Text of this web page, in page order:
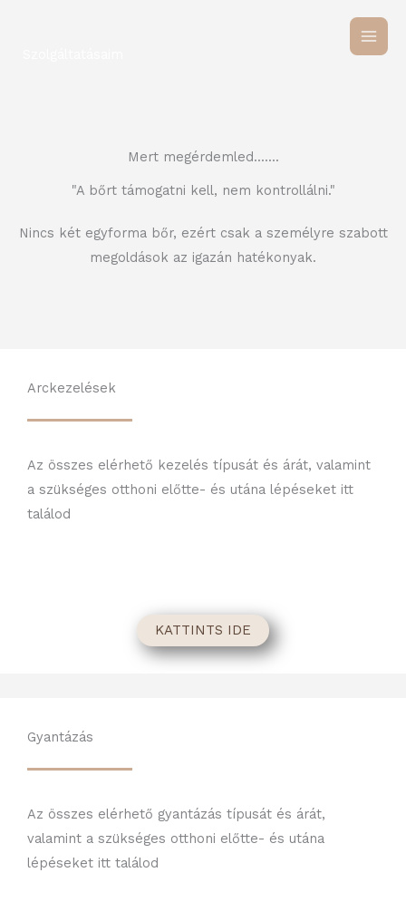
Mert megérdemled.......
"A bőrt támogatni kell, nem kontrollálni."
Nincs két egyforma bőr, ezért csak a személyre szabott
megoldások az igazán hatékonyak.
Arckezelések
Az összes elérhető kezelés típusát és árát, valamint
a szükséges otthoni előtte- és utána lépéseket itt
találod
KATTINTS IDE
Gyantázás
Az összes elérhető gyantázás típusát és árát,
valamint a szükséges otthoni előtte- és utána
lépéseket itt találod